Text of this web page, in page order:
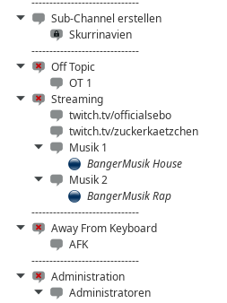
Sub-Channel erstellen
Skurrinavien
------------------------------
Off Topic
OT 1
Streaming
twitch.tv/officialsebo
twitch.tv/zuckerkaetzchen
Musik 1
BangerMusik House
Musik 2
BangerMusik Rap
------------------------------
Away From Keyboard
AFK
------------------------------
Administration
Administratoren